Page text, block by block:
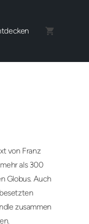
von Franz
als 300
Globus. Auch
zusammen